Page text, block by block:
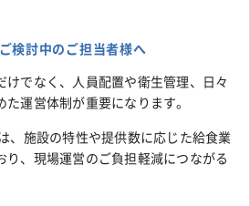
検討中のご担当者様へ
けでなく、人員配置や衛生管理、日々
運営体制が重要になります。
、施設の特性や提供数に応じた給食業
り、現場運営のご負担軽減につながる